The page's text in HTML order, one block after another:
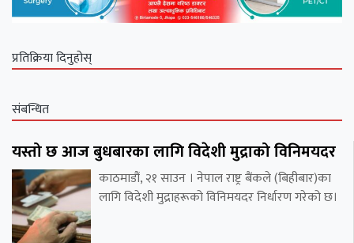
प्रतिक्रिया दिनुहोस्
संबन्धित
यस्तो छ आज बुधबारका लागि विदेशी मुद्राको विनिमयदर
काठमाडौं, २१ साउन । नेपाल राष्ट्र बैंकले (बिहीबार)का
लागि विदेशी मुद्राहरूको विनिमयदर निर्धारण गरेको छ।